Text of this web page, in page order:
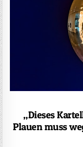
„Dieses
Plauen muss